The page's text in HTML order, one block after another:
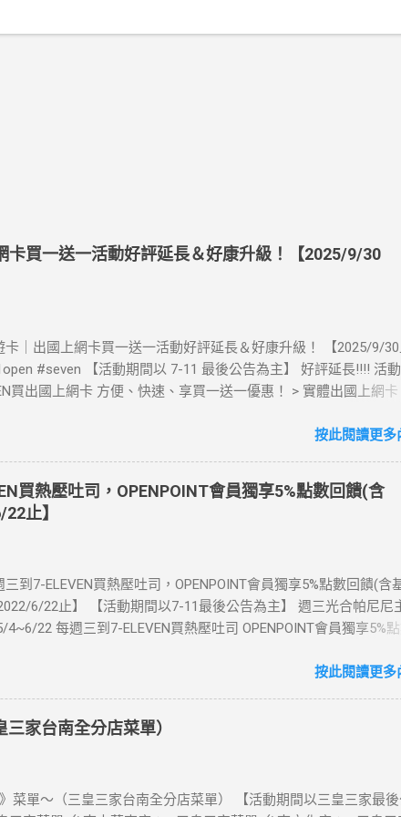
卡買一送一活動好評延長＆好康升級！【2025/9/30
卡｜出國上網卡買一送一活動好評延長＆好康升級！ 【2025/9/30
#seven 【活動期間以 7-11 最後公告為主】 好評延長!!!! 活
買出國上網卡 方便、快速、享買一送一優惠！ > 實體出國上網卡
我登錄】 ) > eSIM出國上網卡：好康升級！購買eSIM「吃到飽」
忘記買上網卡啦～快跟你要出國的朋友說～速速來超商買省錢又方
好康優惠看這邊 【點我看好康優惠】 ·eSIM ibon 購買教學 【點我
球上網首選，速度穩定，落地秒連上網 🌏 日、韓、東南亞、中港
型： ※注意：裝置支援型號可能因各區域販售而有差異，請自行
使用eSIM ●用撥號按鍵撥打「*#06#」，如出現 EID 的條碼或文字
支援 eSIM 功能。 ●不支援鎖卡機、平板、電信業者客製機、網路
以上系列 2.iPhone 15 3.iPhone 14 4.iPhone 13 5.iPhone 12
Max、iPhone XS、iPhone XR 8.iPhone SE 2、iPhone SE 3 【
、Pixel 7 或後續機型 2.Pixel 6a、Pixel 6 Pro、Pixel 6 3.Pixel 5
4a、Pixel 4 XL、Pixel 4 5.Pixel 3a 【Samsung】限台灣販售
按此閱讀更多
買熱壓吐司，OPENPOINT會員獨享5%點數回饋(含
止】
到7-ELEVEN買熱壓吐司，OPENPOINT會員獨享5%點數回饋(含
6/22止】 【活動期間以7-11最後公告為主】 週三光合帕尼尼
4~6/22 每週三到7-ELEVEN買熱壓吐司 OPENPOINT會員獨享5%點
麥鮪魚起司 多層丹麥吐司，熱壓後口感酥脆，搭配經典鮪魚起司
事項 1.本優惠不得與其他優惠並行。商品數量以各門市實際可販售
動期間OPENPOINT會員需報手機號碼/出示會員條碼，或以已綁定
本活動優惠。 3.本活動不適用隨取卡、咖啡卡、商品卡、提貨卡
按此閱讀更多
家台南全分店菜單）
菜單～（三皇三家台南全分店菜單） 【活動期間以三皇三家最